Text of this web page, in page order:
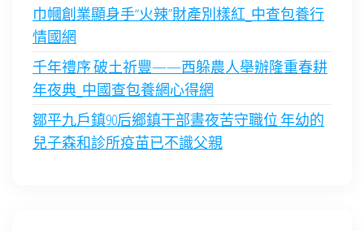
巾幗創業顯身手“火辣”財產別樣紅_中查包養行
情國網
千年禮序 破土祈豐——西躲農人舉辦隆重春耕
年夜典_中國查包養網心得網
鄒平九戶鎮90后鄉鎮干部晝夜苦守職位 年幼的
兒子森和診所疫苗已不識父親